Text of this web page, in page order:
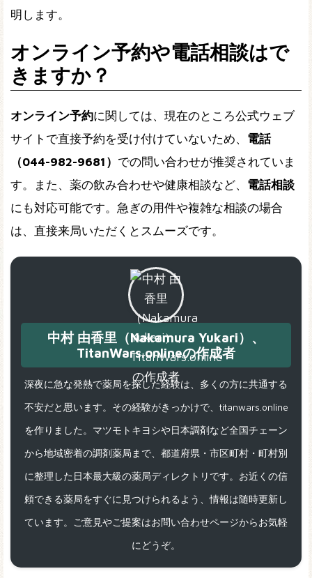
明します。
オンライン予約や電話相談はで
きますか？
オンライン予約に関しては、現在のところ公式ウェブ
サイトで直接予約を受け付けていないため、 電話
（044-982-9681） での問い合わせが推奨されていま
す。また、薬の飲み合わせや健康相談など、 電話相談
にも対応可能です。急ぎの用件や複雑な相談の場合
は、直接来局いただくとスムーズです。
中村 由香里（Nakamura Yukari）、
TitanWars.onlineの作成者
深夜に急な発熱で薬局を探した経験は、多くの方に共通する
不安だと思います。その経験がきっかけで、titanwars.online
を作りました。マツモトキヨシや日本調剤など全国チェーン
から地域密着の調剤薬局まで、都道府県・市区町村・町村別
に整理した日本最大級の薬局ディレクトリです。お近くの信
頼できる薬局をすぐに見つけられるよう、情報は随時更新し
ています。ご意見やご提案はお問い合わせページからお気軽
にどうぞ。